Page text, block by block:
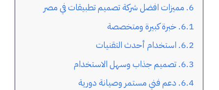
مميزات افضل شركة تصميم تطبيقات في مصر
خبرة كبيرة ومتخصصة
استخدام أحدث التقنيات
تصميم جذاب وسهل الاستخدام
دعم فني مستمر وصيانة دورية